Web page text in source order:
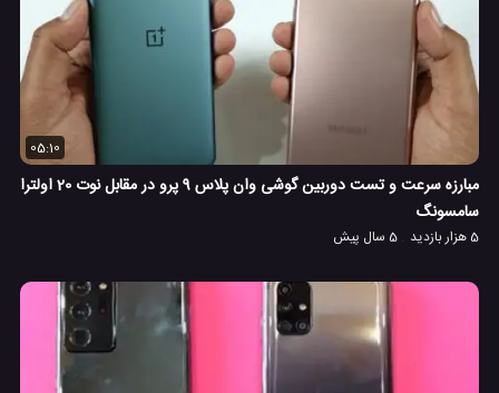
05:10
مبارزه سرعت و تست دوربین گوشی وان پلاس 9 پرو در مقابل نوت 20 اولترا
سامسونگ
5 هزار بازدید 5 سال پیش